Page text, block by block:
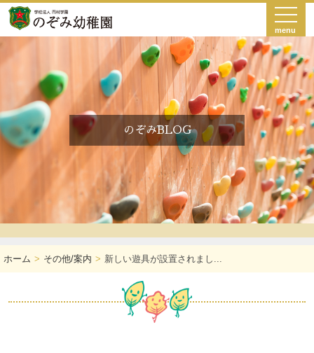
menu
のぞみBLOG
ホーム その他/案内 新しい遊具が設置されまし...